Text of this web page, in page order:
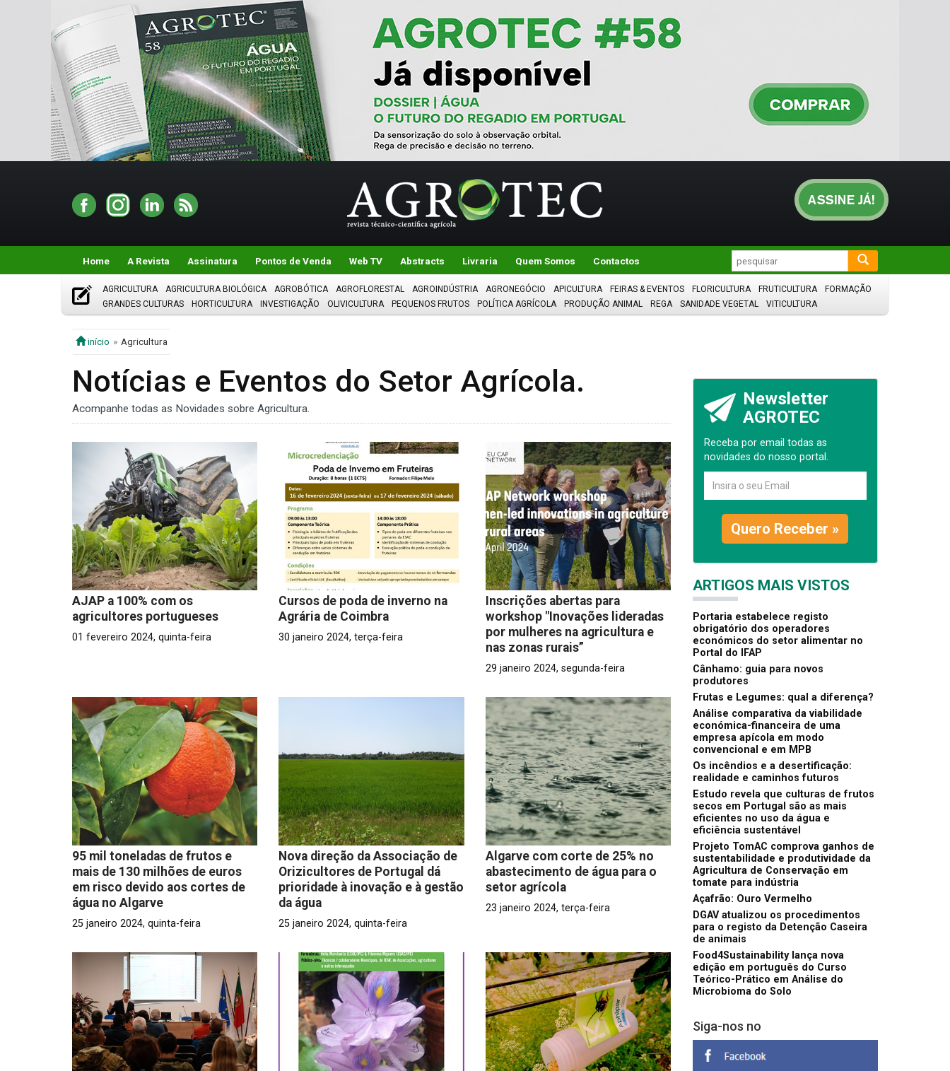
Home A Revista Assinatura Pontos de Venda Web TV Abstracts Livraria Quem Somos Contactos
AGRICULTURA AGRICULTURA BIOLÓGICA AGROBÓTICA AGROFLORESTAL AGROINDÚSTRIA AGRONEGÓCIO APICULTURA FEIRAS & EVENTOS FLORICULTURA FRUTICULTURA
FORMAÇÃO
GRANDES CULTURAS
HORTICULTURA INVESTIGAÇÃO OLIVICULTURA PEQUENOS FRUTOS POLÍTICA AGRÍCOLA PRODUÇÃO ANIMAL REGA SANIDADE VEGETAL VITICULTURA
início Agricultura
Notícias e Eventos do Setor Agrícola.
Acompanhe todas as Novidades sobre Agricultura.
AJAP a 100% com os
agricultores portugueses
01 fevereiro 2024, quinta-feira
Cursos de poda de inverno na
Agrária de Coimbra
30 janeiro 2024, terça-feira
Inscrições abertas para
workshop "Inovações lideradas
por mulheres na agricultura e
nas zonas rurais”
29 janeiro 2024, segunda-feira
95 mil toneladas de frutos e
mais de 130 milhões de euros
em risco devido aos cortes de
água no Algarve
25 janeiro 2024, quinta-feira
Nova direção da Associação de
Orizicultores de Portugal dá
prioridade à inovação e à gestão
da água
25 janeiro 2024, quinta-feira
Algarve com corte de 25% no
abastecimento de água para o
setor agrícola
23 janeiro 2024, terça-feira
Newsletter
AGROTEC
Receba por email todas as
novidades do nosso portal.
Quero Receber »
ARTIGOS MAIS VISTOS
Portaria estabelece registo
obrigatório dos operadores
económicos do setor alimentar no
Portal do IFAP
Cânhamo: guia para novos
produtores
Frutas e Legumes: qual a diferença?
Análise comparativa da viabilidade
económica-financeira de uma
empresa apícola em modo
convencional e em MPB
Os incêndios e a desertificação:
realidade e caminhos futuros
Estudo revela que culturas de frutos
secos em Portugal são as mais
eficientes no uso da água e
eficiência sustentável
Projeto TomAC comprova ganhos de
sustentabilidade e produtividade da
Agricultura de Conservação em
tomate para indústria
Açafrão: Ouro Vermelho
DGAV atualizou os procedimentos
para o registo da Detenção Caseira
de animais
Food4Sustainability lança nova
edição em português do Curso
Teórico-Prático em Análise do
Microbioma do Solo
Siga-nos no